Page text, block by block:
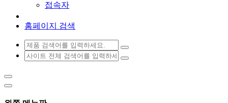
접속자
홈페이지 검색